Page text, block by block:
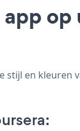
stijl en